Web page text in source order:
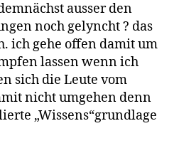
ausser den
noch gelyncht ? das
ich gehe offen damit um
lassen wenn ich
sich die Leute vom
nicht umgehen denn
„Wissens“grundlage